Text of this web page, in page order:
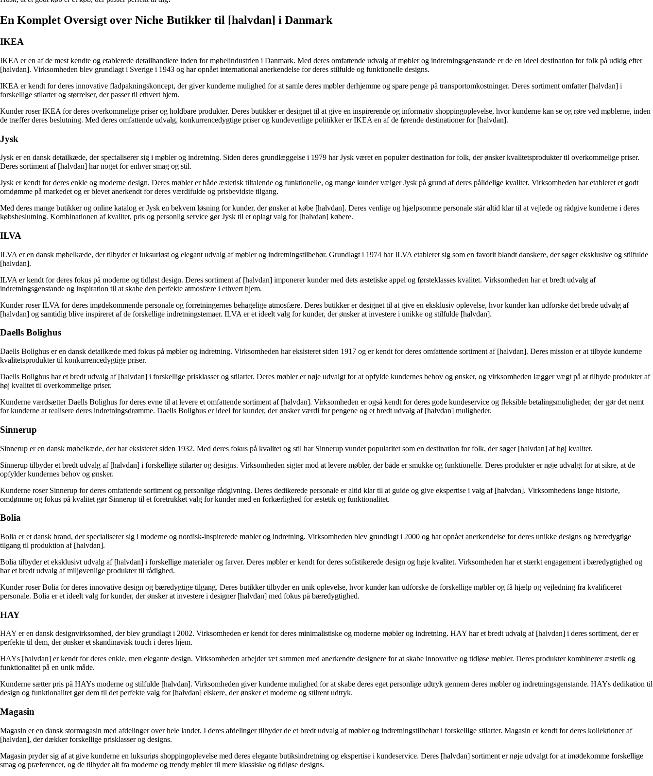
En Komplet Oversigt over Niche Butikker til [halvdan] i Danmark
IKEA
IKEA er en af de mest kendte og etablerede detailhandlere inden for møbelindustrien i Danmark. Med deres omfattende udvalg af møbler og indretningsgenstande er de en ideel destination for folk på udkig efter
[halvdan]. Virksomheden blev grundlagt i Sverige i 1943 og har opnået international anerkendelse for deres stilfulde og funktionelle designs.
IKEA er kendt for deres innovative fladpakningskoncept, der giver kunderne mulighed for at samle deres møbler derhjemme og spare penge på transportomkostninger. Deres sortiment omfatter [halvdan] i
forskellige stilarter og størrelser, der passer til ethvert hjem.
Kunder roser IKEA for deres overkommelige priser og holdbare produkter. Deres butikker er designet til at give en inspirerende og informativ shoppingoplevelse, hvor kunderne kan se og røre ved møblerne, inden
de træffer deres beslutning. Med deres omfattende udvalg, konkurrencedygtige priser og kundevenlige politikker er IKEA en af de førende destinationer for [halvdan].
Jysk
Jysk er en dansk detailkæde, der specialiserer sig i møbler og indretning. Siden deres grundlæggelse i 1979 har Jysk været en populær destination for folk, der ønsker kvalitetsprodukter til overkommelige priser.
Deres sortiment af [halvdan] har noget for enhver smag og stil.
Jysk er kendt for deres enkle og moderne design. Deres møbler er både æstetisk tiltalende og funktionelle, og mange kunder vælger Jysk på grund af deres pålidelige kvalitet. Virksomheden har etableret et godt
omdømme på markedet og er blevet anerkendt for deres værdifulde og prisbevidste tilgang.
Med deres mange butikker og online katalog er Jysk en bekvem løsning for kunder, der ønsker at købe [halvdan]. Deres venlige og hjælpsomme personale står altid klar til at vejlede og rådgive kunderne i deres
købsbeslutning. Kombinationen af kvalitet, pris og personlig service gør Jysk til et oplagt valg for [halvdan] købere.
ILVA
ILVA er en dansk møbelkæde, der tilbyder et luksuriøst og elegant udvalg af møbler og indretningstilbehør. Grundlagt i 1974 har ILVA etableret sig som en favorit blandt danskere, der søger eksklusive og stilfulde
[halvdan].
ILVA er kendt for deres fokus på moderne og tidløst design. Deres sortiment af [halvdan] imponerer kunder med dets æstetiske appel og førsteklasses kvalitet. Virksomheden har et bredt udvalg af
indretningsgenstande og inspiration til at skabe den perfekte atmosfære i ethvert hjem.
Kunder roser ILVA for deres imødekommende personale og forretningernes behagelige atmosfære. Deres butikker er designet til at give en eksklusiv oplevelse, hvor kunder kan udforske det brede udvalg af
[halvdan] og samtidig blive inspireret af de forskellige indretningstemaer. ILVA er et ideelt valg for kunder, der ønsker at investere i unikke og stilfulde [halvdan].
Daells Bolighus
Daells Bolighus er en dansk detailkæde med fokus på møbler og indretning. Virksomheden har eksisteret siden 1917 og er kendt for deres omfattende sortiment af [halvdan]. Deres mission er at tilbyde kunderne
kvalitetsprodukter til konkurrencedygtige priser.
Daells Bolighus har et bredt udvalg af [halvdan] i forskellige prisklasser og stilarter. Deres møbler er nøje udvalgt for at opfylde kundernes behov og ønsker, og virksomheden lægger vægt på at tilbyde produkter af
høj kvalitet til overkommelige priser.
Kunderne værdsætter Daells Bolighus for deres evne til at levere et omfattende sortiment af [halvdan]. Virksomheden er også kendt for deres gode kundeservice og fleksible betalingsmuligheder, der gør det nemt
for kunderne at realisere deres indretningsdrømme. Daells Bolighus er ideel for kunder, der ønsker værdi for pengene og et bredt udvalg af [halvdan] muligheder.
Sinnerup
Sinnerup er en dansk møbelkæde, der har eksisteret siden 1932. Med deres fokus på kvalitet og stil har Sinnerup vundet popularitet som en destination for folk, der søger [halvdan] af høj kvalitet.
Sinnerup tilbyder et bredt udvalg af [halvdan] i forskellige stilarter og designs. Virksomheden sigter mod at levere møbler, der både er smukke og funktionelle. Deres produkter er nøje udvalgt for at sikre, at de
opfylder kundernes behov og ønsker.
Kunderne roser Sinnerup for deres omfattende sortiment og personlige rådgivning. Deres dedikerede personale er altid klar til at guide og give ekspertise i valg af [halvdan]. Virksomhedens lange historie,
omdømme og fokus på kvalitet gør Sinnerup til et foretrukket valg for kunder med en forkærlighed for æstetik og funktionalitet.
Bolia
Bolia er et dansk brand, der specialiserer sig i moderne og nordisk-inspirerede møbler og indretning. Virksomheden blev grundlagt i 2000 og har opnået anerkendelse for deres unikke designs og bæredygtige
tilgang til produktion af [halvdan].
Bolia tilbyder et eksklusivt udvalg af [halvdan] i forskellige materialer og farver. Deres møbler er kendt for deres sofistikerede design og høje kvalitet. Virksomheden har et stærkt engagement i bæredygtighed og
har et bredt udvalg af miljøvenlige produkter til rådighed.
Kunder roser Bolia for deres innovative design og bæredygtige tilgang. Deres butikker tilbyder en unik oplevelse, hvor kunder kan udforske de forskellige møbler og få hjælp og vejledning fra kvalificeret
personale. Bolia er et ideelt valg for kunder, der ønsker at investere i designer [halvdan] med fokus på bæredygtighed.
HAY
HAY er en dansk designvirksomhed, der blev grundlagt i 2002. Virksomheden er kendt for deres minimalistiske og moderne møbler og indretning. HAY har et bredt udvalg af [halvdan] i deres sortiment, der er
perfekte til dem, der ønsker et skandinavisk touch i deres hjem.
HAYs [halvdan] er kendt for deres enkle, men elegante design. Virksomheden arbejder tæt sammen med anerkendte designere for at skabe innovative og tidløse møbler. Deres produkter kombinerer æstetik og
funktionalitet på en unik måde.
Kunderne sætter pris på HAYs moderne og stilfulde [halvdan]. Virksomheden giver kunderne mulighed for at skabe deres eget personlige udtryk gennem deres møbler og indretningsgenstande. HAYs dedikation til
design og funktionalitet gør dem til det perfekte valg for [halvdan] elskere, der ønsker et moderne og stilrent udtryk.
Magasin
Magasin er en dansk stormagasin med afdelinger over hele landet. I deres afdelinger tilbyder de et bredt udvalg af møbler og indretningstilbehør i forskellige stilarter. Magasin er kendt for deres kollektioner af
[halvdan], der dækker forskellige prisklasser og designs.
Magasin pryder sig af at give kunderne en luksuriøs shoppingoplevelse med deres elegante butiksindretning og ekspertise i kundeservice. Deres [halvdan] sortiment er nøje udvalgt for at imødekomme forskellige
smag og præferencer, og de tilbyder alt fra moderne og trendy møbler til mere klassiske og tidløse designs.